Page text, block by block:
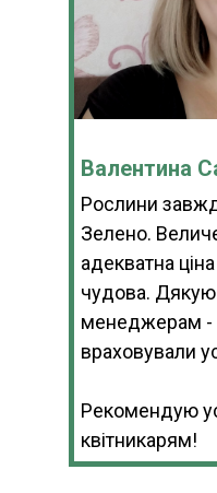
Валентина
Рослини
Зелено.
адекватна
чудова. Дякую
менеджерам -
враховували
Рекомендую
квітникарям!